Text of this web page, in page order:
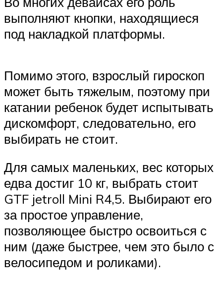
выполняют кнопки, находящиеся
под накладкой платформы.
Помимо этого, взрослый гироскоп
может быть тяжелым, поэтому при
катании ребенок будет испытывать
дискомфорт, следовательно, его
выбирать не стоит.
Для самых маленьких, вес которых
едва достиг 10 кг, выбрать стоит
GTF jetroll Mini R4,5. Выбирают его
за простое управление,
позволяющее быстро освоиться с
ним (даже быстрее, чем это было с
велосипедом и роликами).